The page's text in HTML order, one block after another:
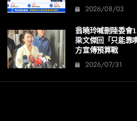
2026/08/03
翁曉玲喊刪陸委會
梁文傑回「只能
方宣傳預算戰
2026/07/31